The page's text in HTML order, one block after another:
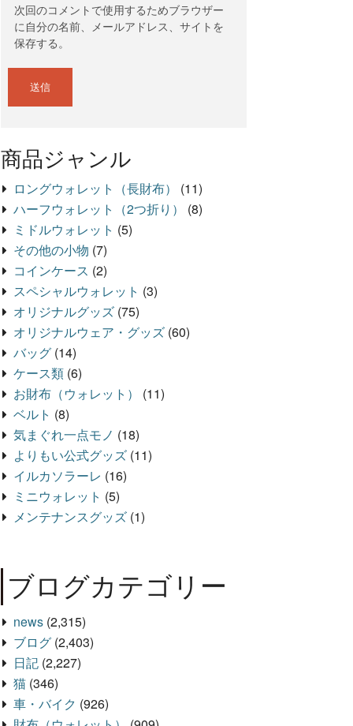
次回のコメントで使用するためブラウザー
に自分の名前、メールアドレス、サイトを
保存する。
商品ジャンル
ロングウォレット（長財布）
(11)
ハーフウォレット（2つ折り）
(8)
ミドルウォレット (5)
その他の小物 (7)
コインケース (2)
スペシャルウォレット (3)
オリジナルグッズ (75)
オリジナルウェア・グッズ (60)
バッグ (14)
ケース類 (6)
お財布（ウォレット）
(11)
ベルト (8)
気まぐれ一点モノ (18)
よりもい公式グッズ (11)
イルカソラーレ (16)
ミニウォレット (5)
メンテナンスグッズ (1)
ブログカテゴリー
news (2,315)
ブログ (2,403)
日記 (2,227)
猫 (346)
車・バイク (926)